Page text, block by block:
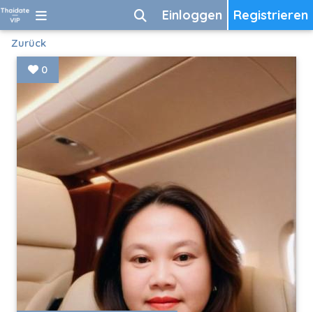
Registrieren
Einloggen
Zurück
0